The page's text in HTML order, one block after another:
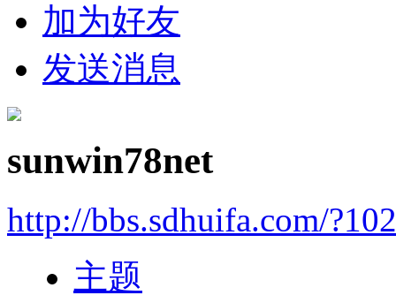
加为好友
发送消息
sunwin78net
http://bbs.sdhuifa.com/
主题